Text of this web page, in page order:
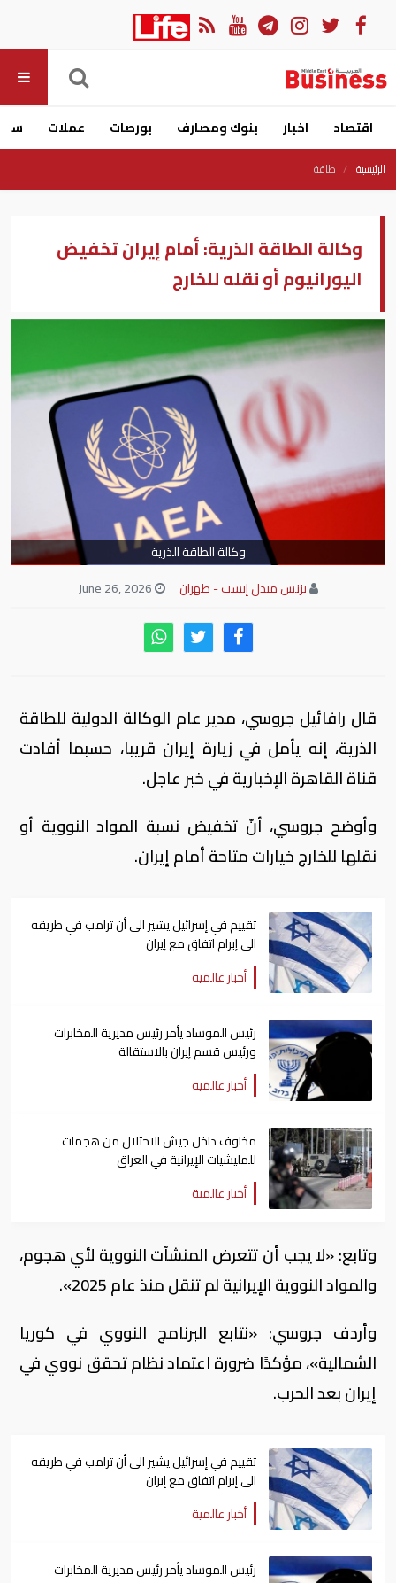
اقتصاد اخبار بنوك ومصارف بورصات عملات
الرئيسية طاقة
وكالة الطاقة الذرية: أمام إيران تخفيض
اليورانيوم أو نقله للخارج
وكالة الطاقة الذرية
بزنس ميدل إيست - طهران
قال رافائيل جروسي، مدير عام الوكالة الدولية للطاقة
الذرية، إنه يأمل في زيارة إيران قريبا، حسبما أفادت
قناة القاهرة الإخبارية في خبر عاجل.
وأوضح جروسي، أنّ تخفيض نسبة المواد النووية أو
نقلها للخارج خيارات متاحة أمام إيران.
تقييم في إسرائيل يشير الى أن ترامب في طريقه
الى إبرام اتفاق مع إيران
أخبار عالمية
رئيس الموساد يأمر رئيس مديرية المخابرات
ورئيس قسم إيران بالاستقالة
أخبار عالمية
مخاوف داخل جيش الاحتلال من هجمات
للمليشيات الإيرانية في العراق
أخبار عالمية
وتابع: «لا يجب أن تتعرض المنشآت النووية لأي هجوم،
والمواد النووية الإيرانية لم تنقل منذ عام 2025».
وأردف جروسي: «نتابع البرنامج النووي في كوريا
الشمالية»، مؤكدًا ضرورة اعتماد نظام تحقق نووي في
إيران بعد الحرب.
تقييم في إسرائيل يشير الى أن ترامب في طريقه
الى إبرام اتفاق مع إيران
أخبار عالمية
رئيس الموساد يأمر رئيس مديرية المخابرات